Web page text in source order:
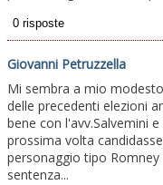
Giovanni Petruzzella
Mi sembra a mio
delle precedenti elezioni
bene con l'avv.Salvemini
prossima volta
personaggio tipo
sentenza...